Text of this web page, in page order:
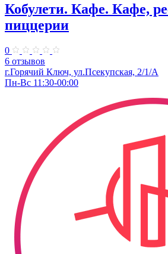
Кобулети. Кафе. Кафе,
пиццерии
0
6 отзывов
г.Горячий Ключ, ул.Псекупская, 2/1/А
Пн-Вс 11:30-00:00